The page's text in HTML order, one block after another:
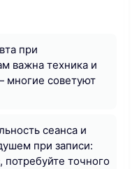
при
важна техника и
многие советуют
сеанса и
при записи:
точного